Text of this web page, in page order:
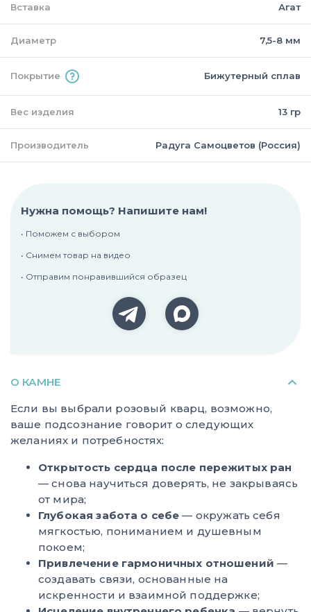
Вставка Агат
Диаметр 7,5-8 мм
Покрытие Бижутерный сплав
Вес изделия 13 гр
Производитель Радуга Самоцветов (Россия)
Нужна помощь? Напишите нам!
• Поможем с выбором
• Снимем товар на видео
• Отправим понравившийся образец
О КАМНЕ
Если вы выбрали розовый кварц, возможно,
ваше подсознание говорит о следующих
желаниях и потребностях:
Открытость сердца после пережитых ран
— снова научиться доверять, не закрываясь
от мира;
Глубокая забота о себе — окружать себя
мягкостью, пониманием и душевным
покоем;
Привлечение гармоничных отношений —
создавать связи, основанные на
искренности и взаимной поддержке;